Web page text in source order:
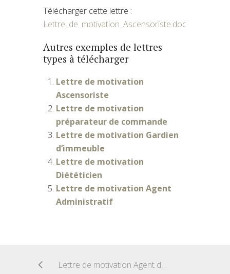
Télécharger cette lettre :
Lettre_de_motivation_Ascensoriste.doc
Autres exemples de lettres
types à télécharger
Lettre de motivation
Ascensoriste
Lettre de motivation
préparateur de commande
Lettre de motivation Gardien
d’immeuble
Lettre de motivation
Diététicien
Lettre de motivation Agent
Administratif
Lettre de motivation Agent de propreté